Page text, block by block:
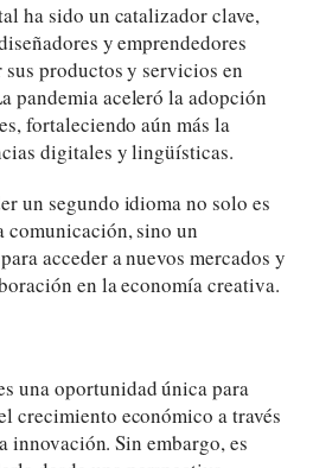
ha sido un catalizador clave,
y emprendedores
productos y servicios en
pandemia aceleró la adopción
fortaleciendo aún más la
digitales y lingüísticas.
un segundo idioma no solo es
comunicación, sino un
acceder a nuevos mercados y
en la economía creativa.
una oportunidad única para
crecimiento económico a través
innovación. Sin embargo, es